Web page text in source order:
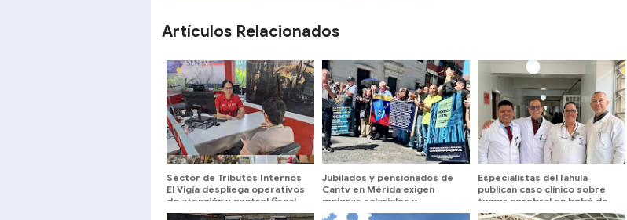
Artículos Relacionados
Sector de Tributos Internos
El Vigía despliega operativos
de atención y control fiscal
Jubilados y pensionados de
Cantv en Mérida exigen
mejoras salariales y
servicios médicos
Especialistas del Iahula
publican caso clínico sobre
tumor cerebral en bebé de
cuatro meses